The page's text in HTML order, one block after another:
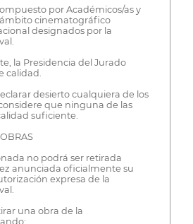
por Académicos/as y
cinematográfico
designados por la
la Presidencia del Jurado
calidad.
desierto cualquiera de los
que ninguna de las
suficiente.
no podrá ser retirada
anunciada oficialmente su
expresa de la
una obra de la